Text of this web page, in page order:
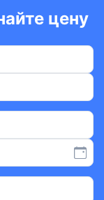
цену